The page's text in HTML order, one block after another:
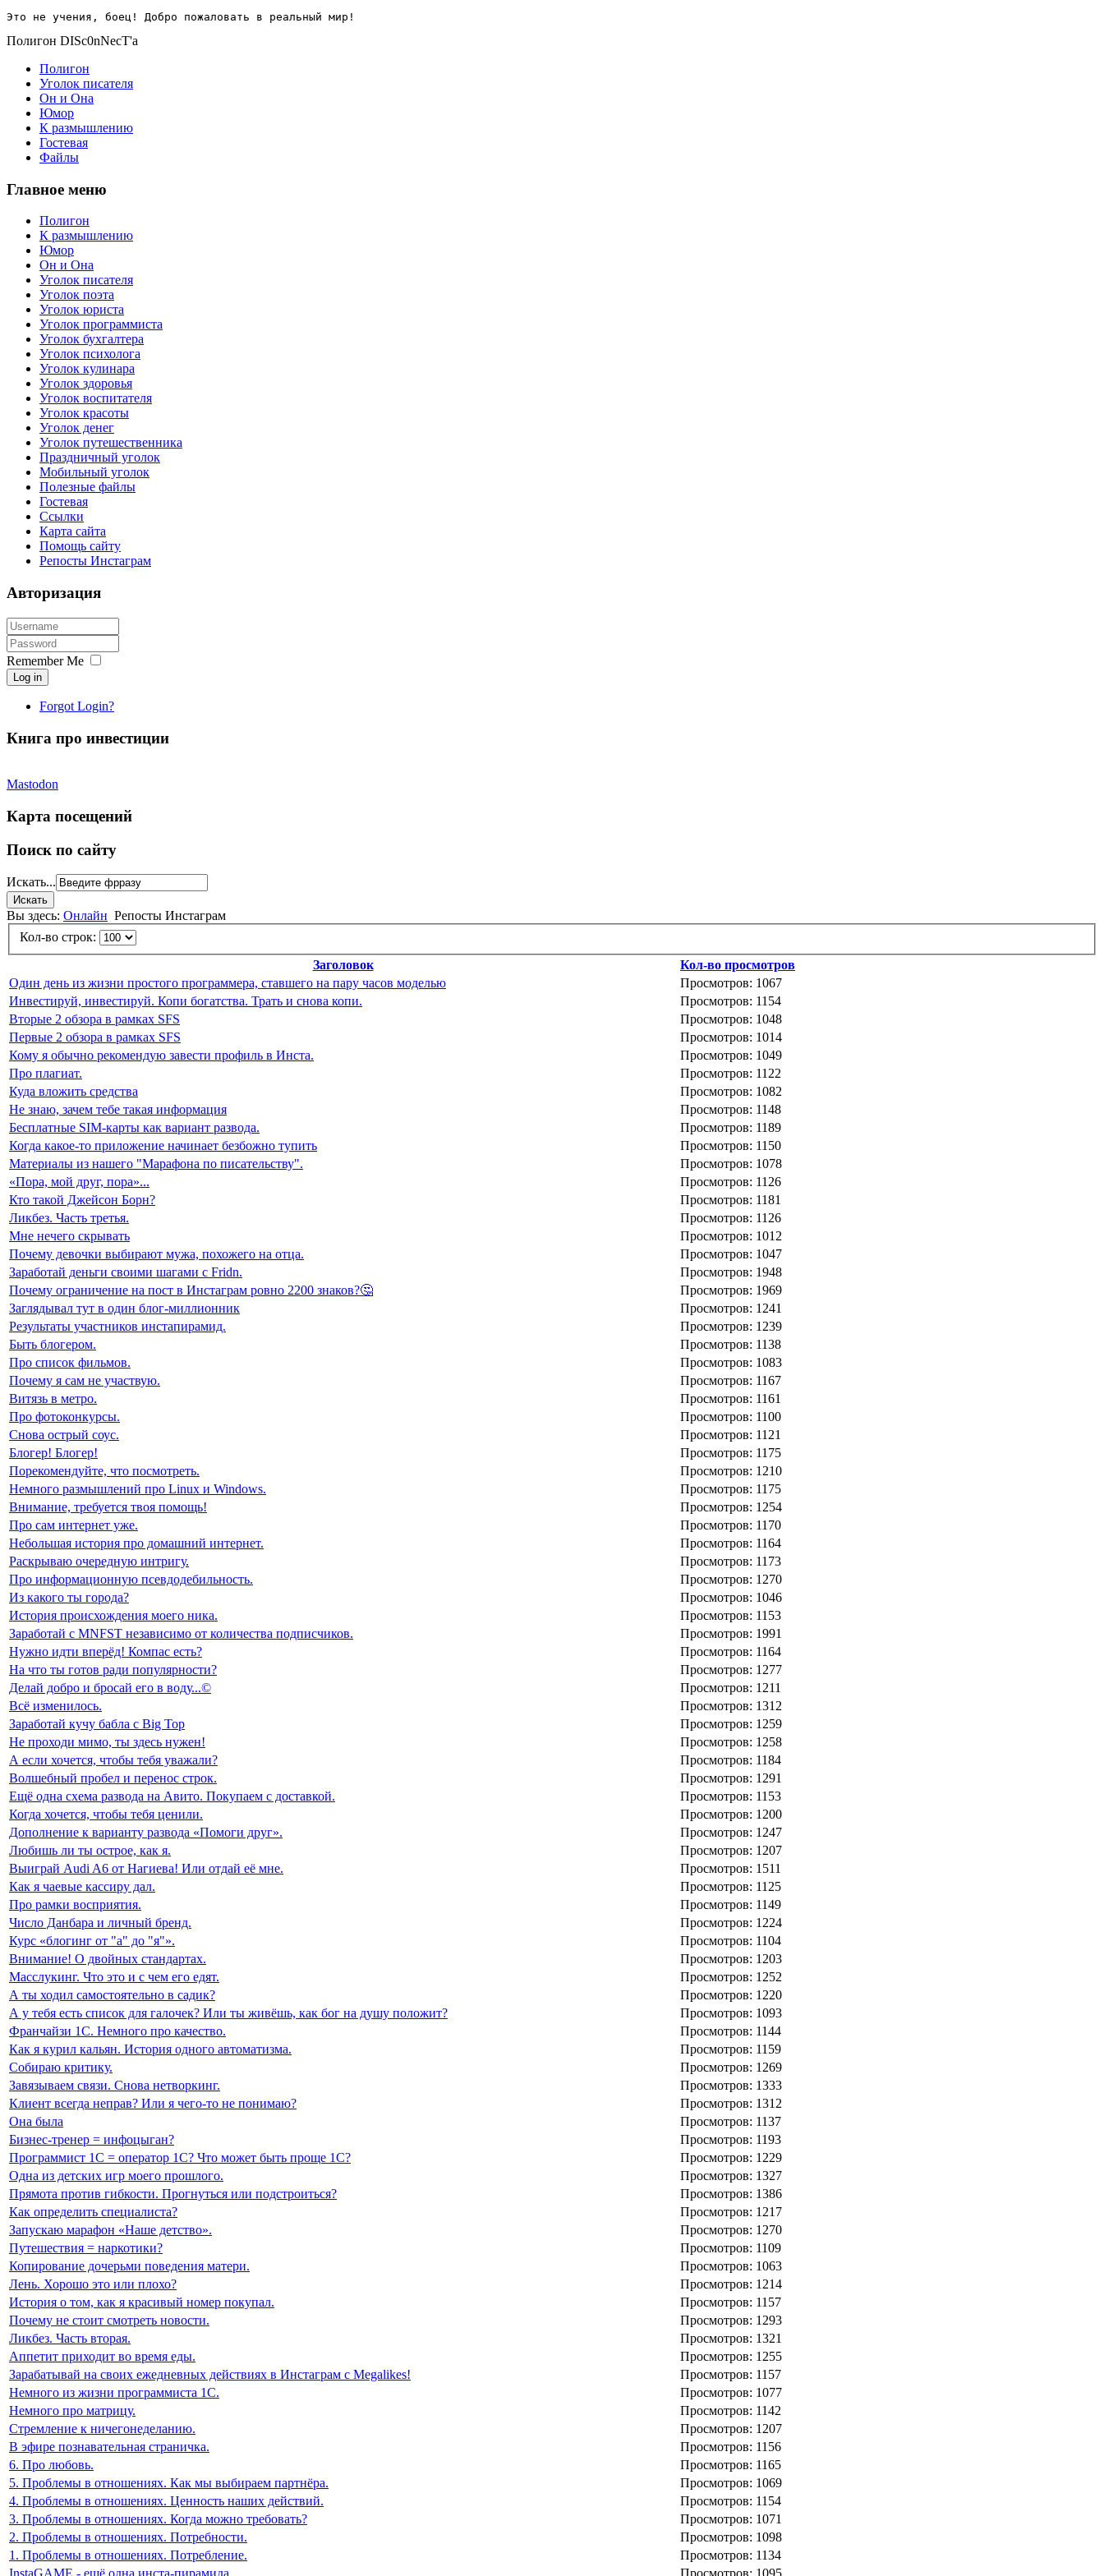
Это не учения, боец! Добро пожаловать в реальный мир!
Полигон DISc0nNecT'a
Полигон
Уголок писателя
Он и Она
Юмор
К размышлению
Гостевая
Файлы
Главное меню
Полигон
К размышлению
Юмор
Он и Она
Уголок писателя
Уголок поэта
Уголок юриста
Уголок программиста
Уголок бухгалтера
Уголок психолога
Уголок кулинара
Уголок здоровья
Уголок воспитателя
Уголок красоты
Уголок денег
Уголок путешественника
Праздничный уголок
Мобильный уголок
Полезные файлы
Гостевая
Ссылки
Карта сайта
Помощь сайту
Репосты Инстаграм
Авторизация
Remember Me
Log in
Forgot Login?
Книга про инвестиции
Mastodon
Карта посещений
Поиск по сайту
Искать...
Вы здесь: Онлайн Репосты Инстаграм
Кол-во строк:
Заголовок
Кол-во просмотров
Один день из жизни простого программера, ставшего на пару часов моделью
Просмотров: 1067
Инвестируй, инвестируй. Копи богатства. Трать и снова копи.
Просмотров: 1154
Вторые 2 обзора в рамках SFS
Просмотров: 1048
Первые 2 обзора в рамках SFS
Просмотров: 1014
Кому я обычно рекомендую завести профиль в Инста.
Просмотров: 1049
Про плагиат.
Просмотров: 1122
Куда вложить средства
Просмотров: 1082
Не знаю, зачем тебе такая информация
Просмотров: 1148
Бесплатные SIM-карты как вариант развода.
Просмотров: 1189
Когда какое-то приложение начинает безбожно тупить
Просмотров: 1150
Материалы из нашего "Марафона по писательству".
Просмотров: 1078
«Пора, мой друг, пора»...
Просмотров: 1126
Кто такой Джейсон Борн?
Просмотров: 1181
Ликбез. Часть третья.
Просмотров: 1126
Мне нечего скрывать
Просмотров: 1012
Почему девочки выбирают мужа, похожего на отца.
Просмотров: 1047
Заработай деньги своими шагами с Fridn.
Просмотров: 1948
Почему ограничение на пост в Инстаграм ровно 2200 знаков?🤔
Просмотров: 1969
Заглядывал тут в один блог-миллионник
Просмотров: 1241
Результаты участников инстапирамид.
Просмотров: 1239
Быть блогером.
Просмотров: 1138
Про список фильмов.
Просмотров: 1083
Почему я сам не участвую.
Просмотров: 1167
Витязь в метро.
Просмотров: 1161
Про фотоконкурсы.
Просмотров: 1100
Снова острый соус.
Просмотров: 1121
Блогер! Блогер!
Просмотров: 1175
Порекомендуйте, что посмотреть.
Просмотров: 1210
Немного размышлений про Linux и Windows.
Просмотров: 1175
Внимание, требуется твоя помощь!
Просмотров: 1254
Про сам интернет уже.
Просмотров: 1170
Небольшая история про домашний интернет.
Просмотров: 1164
Раскрываю очередную интригу.
Просмотров: 1173
Про информационную псевдодебильность.
Просмотров: 1270
Из какого ты города?
Просмотров: 1046
История происхождения моего ника.
Просмотров: 1153
Заработай с MNFST независимо от количества подписчиков.
Просмотров: 1991
Нужно идти вперёд! Компас есть?
Просмотров: 1164
На что ты готов ради популярности?
Просмотров: 1277
Делай добро и бросай его в воду...©
Просмотров: 1211
Всё изменилось.
Просмотров: 1312
Заработай кучу бабла с Big Top
Просмотров: 1259
Не проходи мимо, ты здесь нужен!
Просмотров: 1258
А если хочется, чтобы тебя уважали?
Просмотров: 1184
Волшебный пробел и перенос строк.
Просмотров: 1291
Ещё одна схема развода на Авито. Покупаем с доставкой.
Просмотров: 1153
Когда хочется, чтобы тебя ценили.
Просмотров: 1200
Дополнение к варианту развода «Помоги друг».
Просмотров: 1247
Любишь ли ты острое, как я.
Просмотров: 1207
Выиграй Audi A6 от Нагиева! Или отдай её мне.
Просмотров: 1511
Как я чаевые кассиру дал.
Просмотров: 1125
Про рамки восприятия.
Просмотров: 1149
Число Данбара и личный бренд.
Просмотров: 1224
Курс «блогинг от "а" до "я"».
Просмотров: 1104
Внимание! О двойных стандартах.
Просмотров: 1203
Масслукинг. Что это и с чем его едят.
Просмотров: 1252
А ты ходил самостоятельно в садик?
Просмотров: 1220
А у тебя есть список для галочек? Или ты живёшь, как бог на душу положит?
Просмотров: 1093
Франчайзи 1С. Немного про качество.
Просмотров: 1144
Как я курил кальян. История одного автоматизма.
Просмотров: 1159
Собираю критику.
Просмотров: 1269
Завязываем связи. Снова нетворкинг.
Просмотров: 1333
Клиент всегда неправ? Или я чего-то не понимаю?
Просмотров: 1312
Она была
Просмотров: 1137
Бизнес-тренер = инфоцыган?
Просмотров: 1193
Программист 1С = оператор 1С? Что может быть проще 1С?
Просмотров: 1229
Одна из детских игр моего прошлого.
Просмотров: 1327
Прямота против гибкости. Прогнуться или подстроиться?
Просмотров: 1386
Как определить специалиста?
Просмотров: 1217
Запускаю марафон «Наше детство».
Просмотров: 1270
Путешествия = наркотики?
Просмотров: 1109
Копирование дочерьми поведения матери.
Просмотров: 1063
Лень. Хорошо это или плохо?
Просмотров: 1214
История о том, как я красивый номер покупал.
Просмотров: 1157
Почему не стоит смотреть новости.
Просмотров: 1293
Ликбез. Часть вторая.
Просмотров: 1321
Аппетит приходит во время еды.
Просмотров: 1255
Зарабатывай на своих ежедневных действиях в Инстаграм с Megalikes!
Просмотров: 1157
Немного из жизни программиста 1С.
Просмотров: 1077
Немного про матрицу.
Просмотров: 1142
Стремление к ничегонеделанию.
Просмотров: 1207
В эфире познавательная страничка.
Просмотров: 1156
6. Про любовь.
Просмотров: 1165
5. Проблемы в отношениях. Как мы выбираем партнёра.
Просмотров: 1069
4. Проблемы в отношениях. Ценность наших действий.
Просмотров: 1154
3. Проблемы в отношениях. Когда можно требовать?
Просмотров: 1071
2. Проблемы в отношениях. Потребности.
Просмотров: 1098
1. Проблемы в отношениях. Потребление.
Просмотров: 1134
InstaGAME - ещё одна инста-пирамида.
Просмотров: 1095